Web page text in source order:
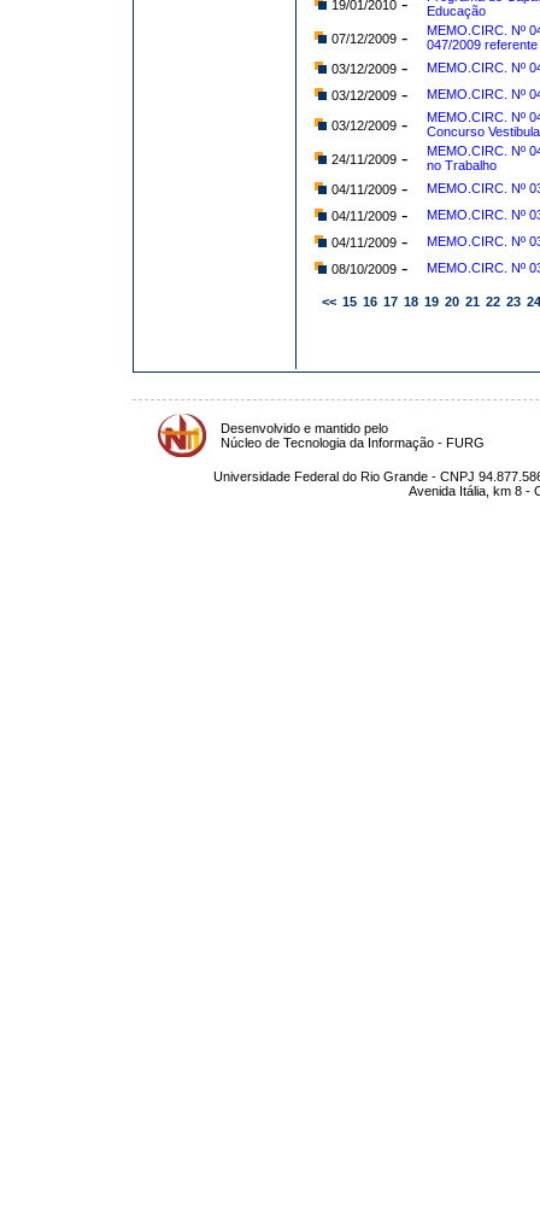
19/01/2010
Educação
07/12/2009-
MEMO.CIRC. Nº
047/2009
03/12/2009-
MEMO.CIRC. Nº
03/12/2009- MEMO.CIRC. Nº
03/12/2009-
MEMO.CIRC. Nº
Concurso
24/11/2009-
MEMO.CIRC. Nº
no Trabalho
04/11/2009-
MEMO.CIRC. Nº
04/11/2009-
MEMO.CIRC. Nº
04/11/2009-
MEMO.CIRC. Nº
08/10/2009- MEMO.CIRC. Nº
<< 15 16 17 18 19 20 21 22 23 24
Desenvolvido e mantido pelo
Núcleo de Tecnologia da Informação - FURG
Universidade Federal do Rio Grande - CNPJ
Avenida Itália, km 8 -